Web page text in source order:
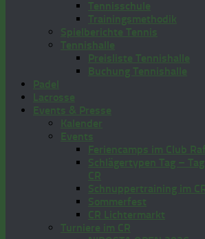
Tennisschule
Trainingsmethodik
Spielberichte Tennis
Tennishalle
Preisliste Tennishalle
Buchung Tennishalle
Padel
Lacrosse
Events & Presse
Kalender
Events
Feriencamps im Club
Schlägertypen Tag –
CR
Schnuppertraining im
Sommerfest
CR Lichtermarkt
Turniere im CR